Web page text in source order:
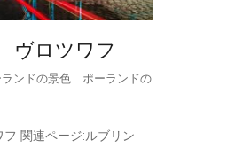
ヴロツワフ
ンドの景色 ポーランドの
関連ページ:ルブリン